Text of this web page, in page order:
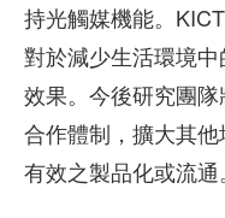
持光觸媒機能。
對於減少生活環境
效果。今後研究團
合作體制，擴大其
有效之製品化或流通。